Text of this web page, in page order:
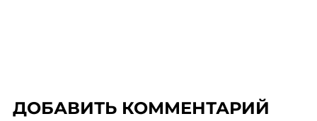
ДОБАВИТЬ КОММЕНТАРИЙ